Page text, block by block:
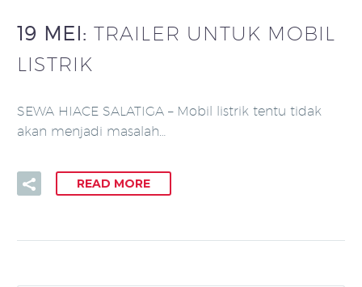
19 MEI: TRAILER UNTUK MOBIL
LISTRIK
SEWA HIACE SALATIGA – Mobil listrik tentu tidak
akan menjadi masalah…
READ MORE